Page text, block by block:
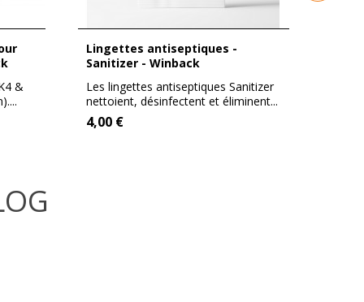
&
Lingettes antiseptiques -
Sanitizer - Winback
Les lingettes antiseptiques Sanitizer
nettoient, désinfectent et éliminent...
4,00 €